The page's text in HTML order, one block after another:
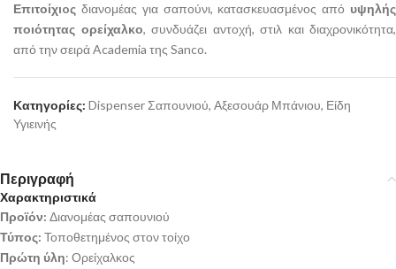
Επιτοίχιoς διανομέας για σαπούνι, κατασκευασμένος από υψηλής
ποιότητας ορείχαλκο, συνδυάζει αντοχή, στιλ και διαχρονικότητα,
από την σειρά Academia της Sanco.
Κατηγορίες: Dispenser Σαπουνιού, Αξεσουάρ Μπάνιου, Είδη
Υγιεινής
Περιγραφή
Χαρακτηριστικά
Προϊόν: Διανομέας σαπουνιού
Τύπος: Τοποθετημένος στον τοίχο
Πρώτη ύλη: Ορείχαλκος